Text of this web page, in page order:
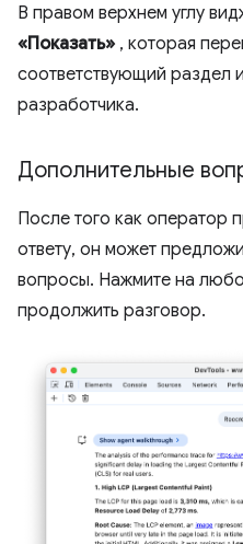
В правом верхнем углу
«Показать» , которая
соответствующий раздел
разработчика.
Дополнительные
После того как оператор
ответу, он может
вопросы. Нажмите на
продолжить разговор.